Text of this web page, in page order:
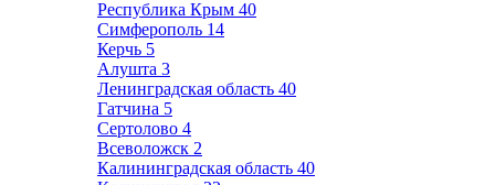
Республика Крым 40
Симферополь 14
Керчь 5
Алушта 3
Ленинградская область 40
Гатчина 5
Сертолово 4
Всеволожск 2
Калининградская область 40